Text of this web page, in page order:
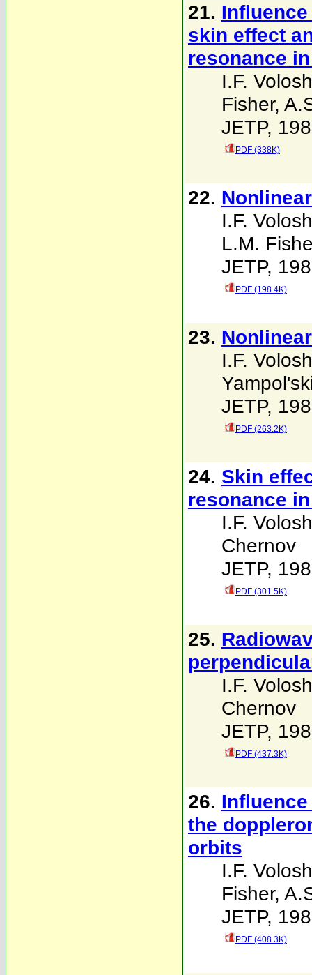
21.
skin effect
resonance
I.F.
Fisher,
JETP,
PDF (338K)
22.
I.F.
L.M.
JETP,
PDF (198.4K)
23.
I.F.
JETP,
PDF (263.2K)
24. Skin
resonance
I.F.
Chernov
JETP,
PDF (301.5K)
25.
I.F.
Chernov
JETP,
PDF (437.3K)
26.
the
orbits
I.F.
Fisher,
JETP,
PDF (408.3K)